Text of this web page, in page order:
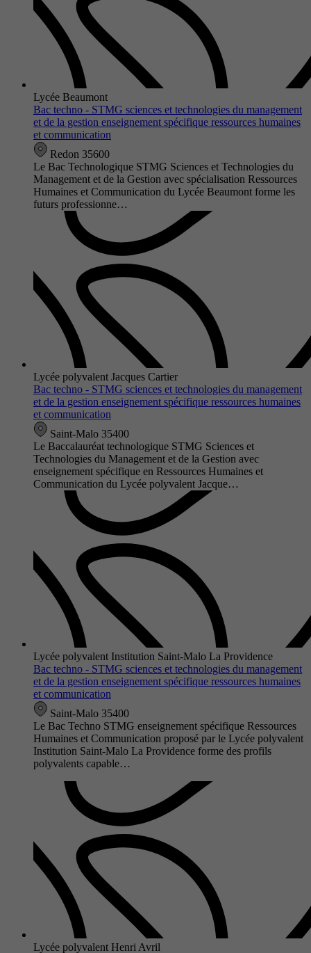
Lycée Beaumont
Bac techno - STMG sciences et technologies du management
et de la gestion enseignement spécifique ressources humaines
et communication
Redon 35600
Le Bac Technologique STMG Sciences et Technologies du
Management et de la Gestion avec spécialisation Ressources
Humaines et Communication du Lycée Beaumont forme les
futurs professionne…
Lycée polyvalent Jacques Cartier
Bac techno - STMG sciences et technologies du management
et de la gestion enseignement spécifique ressources humaines
et communication
Saint-Malo 35400
Le Baccalauréat technologique STMG Sciences et
Technologies du Management et de la Gestion avec
enseignement spécifique en Ressources Humaines et
Communication du Lycée polyvalent Jacque…
Lycée polyvalent Institution Saint-Malo La Providence
Bac techno - STMG sciences et technologies du management
et de la gestion enseignement spécifique ressources humaines
et communication
Saint-Malo 35400
Le Bac Techno STMG enseignement spécifique Ressources
Humaines et Communication proposé par le Lycée polyvalent
Institution Saint-Malo La Providence forme des profils
polyvalents capable…
Lycée polyvalent Henri Avril